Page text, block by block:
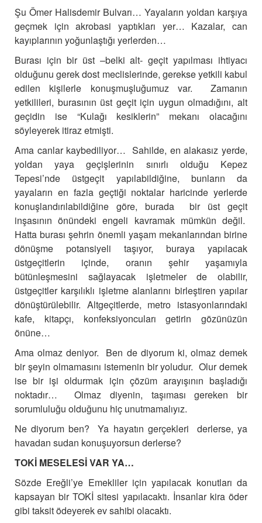
Şu Ömer Halisdemir Bulvarı… Yayaların yoldan karşıya
geçmek için akrobasi yaptıkları yer… Kazalar, can
kayıplarının yoğunlaştığı yerlerden…
Burası için bir üst –belki alt- geçit yapılması ihtiyacı
olduğunu gerek dost meclislerinde, gerekse yetkili kabul
edilen kişilerle konuşmuşluğumuz var. Zamanın
yetkilileri, burasının üst geçit için uygun olmadığını, alt
geçidin ise “Kulağı kesiklerin” mekanı olacağını
söyleyerek itiraz etmişti.
Ama canlar kaybediliyor… Sahilde, en alakasız yerde,
yoldan yaya geçişlerinin sınırlı olduğu Kepez
Tepesi’nde üstgeçit yapılabildiğine, bunların da
yayaların en fazla geçtiği noktalar haricinde yerlerde
konuşlandırılabildiğine göre, burada bir üst geçit
inşasının önündeki engeli kavramak mümkün değil.
Hatta burası şehrin önemli yaşam mekanlarından birine
dönüşme potansiyeli taşıyor, buraya yapılacak
üstgeçitlerin içinde, oranın şehir yaşamıyla
bütünleşmesini sağlayacak işletmeler de olabilir,
üstgeçitler karşılıklı işletme alanlarını birleştiren yapılar
dönüştürülebilir. Altgeçitlerde, metro istasyonlarındaki
kafe, kitapçı, konfeksiyoncuları getirin gözünüzün
önüne…
Ama olmaz deniyor. Ben de diyorum ki, olmaz demek
bir şeyin olmamasını istemenin bir yoludur. Olur demek
ise bir işi oldurmak için çözüm arayışının başladığı
noktadır… Olmaz diyenin, taşıması gereken bir
sorumluluğu olduğunu hiç unutmamalıyız.
Ne diyorum ben? Ya hayatın gerçekleri derlerse, ya
havadan sudan konuşuyorsun derlerse?
TOKİ MESELESİ VAR YA…
Sözde Ereğli’ye Emekliler için yapılacak konutları da
kapsayan bir TOKİ sitesi yapılacaktı. İnsanlar kira öder
gibi taksit ödeyerek ev sahibi olacaktı.